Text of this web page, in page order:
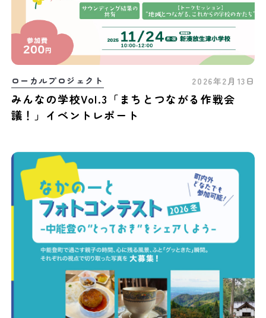
ローカルプロジェクト 2026年2月13日
みんなの学校Vol.3「まちとつながる作戦会
議！」イベントレポート